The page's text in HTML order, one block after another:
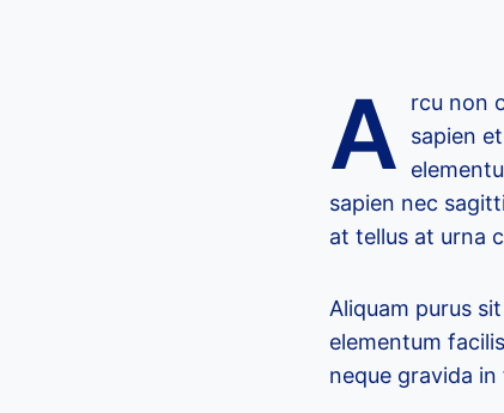
A
rcu non
sapien
sapien nec
at tellus at urna
Aliquam purus
elementum
neque gravida